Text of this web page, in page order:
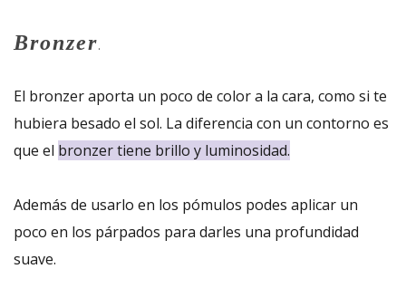
Bronzer.
El bronzer aporta un poco de color a la cara, como si te
hubiera besado el sol. La diferencia con un contorno es
que el bronzer tiene brillo y luminosidad.
Además de usarlo en los pómulos podes aplicar un
poco en los párpados para darles una profundidad
suave.